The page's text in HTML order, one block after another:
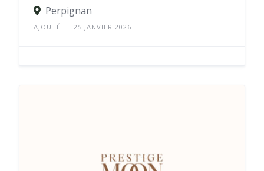
Perpignan
AJOUTÉ LE 25 JANVIER 2026